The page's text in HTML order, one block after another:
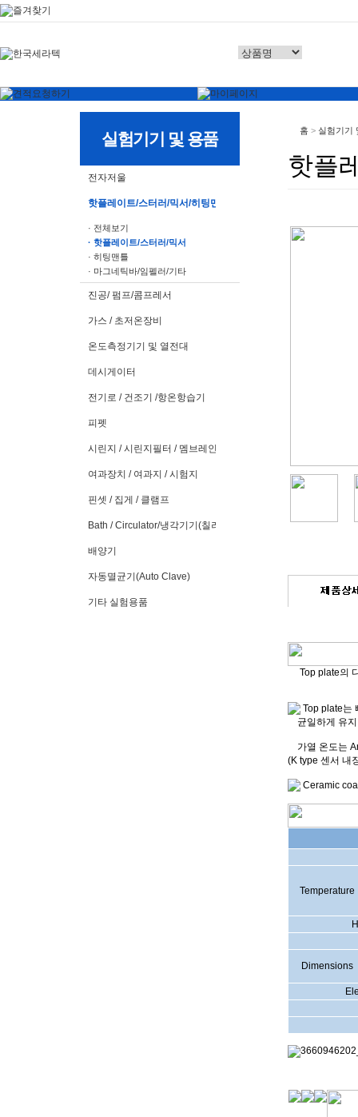
실험기기 및 용품
전자저울
핫플레이트/스터러/믹서/히팅맨틀
· 전체보기
· 핫플레이트/스터러/믹서
· 히팅맨틀
· 마그네틱바/임펠러/기타
진공/ 펌프/콤프레서
가스 / 초저온장비
온도측정기기 및 열전대
데시게이터
전기로 / 건조기 /항온항습기
피펫
시린지 / 시린지필터 / 멤브레인필터
여과장치 / 여과지 / 시험지
핀셋 / 집게 / 클램프
Bath / Circulator/냉각기기(칠러)
배양기
자동멸균기(Auto Clave)
기타 실험용품
홈 > 실험기기
핫플
Top plate의
Top plate는
균일하게 유지
가열 온도는
(K type 센서 내
Ceramic
Temperature
Dimensions